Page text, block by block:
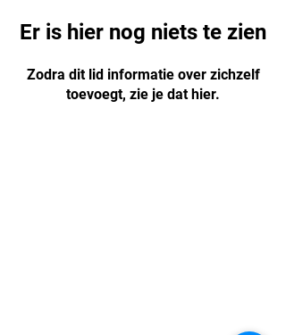
Er is hier nog niets te zien
Zodra dit lid informatie over zichzelf
toevoegt, zie je dat hier.